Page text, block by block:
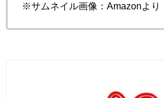
※サムネイル画像：Amazonより